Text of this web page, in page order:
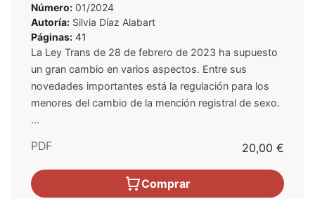
Número: 01/2024
Autoría: Silvia Díaz Alabart
Páginas: 41
La Ley Trans de 28 de febrero de 2023 ha supuesto
un gran cambio en varios aspectos. Entre sus
novedades importantes está la regulación para los
menores del cambio de la mención registral de sexo.
...
PDF 20,00 €
Comprar